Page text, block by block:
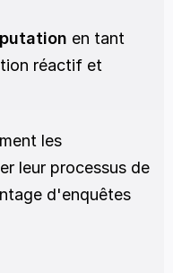
en tant
réactif et
les
leur processus de
d'enquêtes